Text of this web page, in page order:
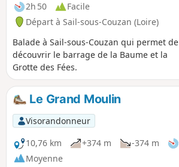
2h 50
Facile
Départ à Sail-sous-Couzan (Loire)
Balade à Sail-sous-Couzan qui permet de
découvrir le barrage de la Baume et la
Grotte des Fées.
Le Grand Moulin
Visorandonneur
10,76 km
+374 m -374 m
Moyenne